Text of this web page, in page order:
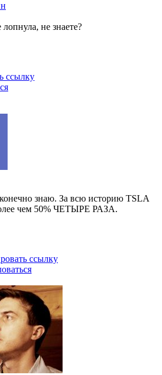
не знаете?
ссылку
знаю. За всю историю TSLA
чем 50% ЧЕТЫРЕ РАЗА.
ссылку